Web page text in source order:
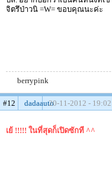
จิตรึป่าวนิ =W= ขอบคุณนะค่ะ
berrypink
#12 dadaauto20-11-2012 -
เย้ !!!!! ในที่สุดก็เปิดซักที ^^